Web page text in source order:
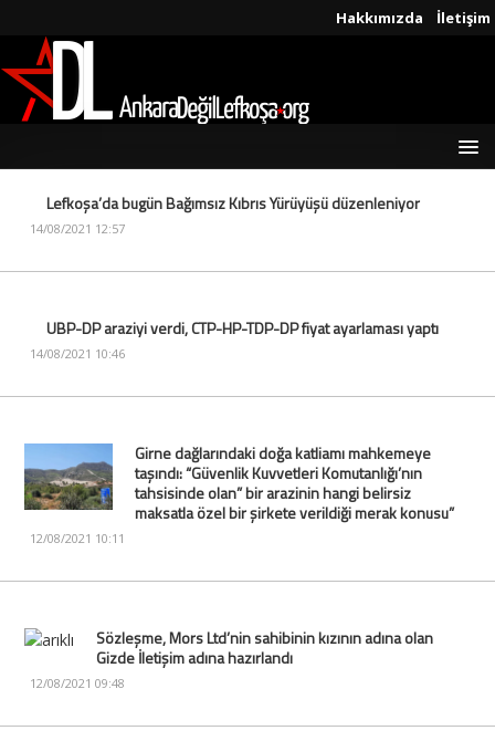
Hakkımızda İletişim
Lefkoşa’da bugün Bağımsız Kıbrıs Yürüyüşü düzenleniyor
14/08/2021 12:57
UBP-DP araziyi verdi, CTP-HP-TDP-DP fiyat ayarlaması yaptı
14/08/2021 10:46
Girne dağlarındaki doğa katliamı mahkemeye
taşındı: “Güvenlik Kuvvetleri Komutanlığı’nın
tahsisinde olan” bir arazinin hangi belirsiz
maksatla özel bir şirkete verildiği merak konusu”
12/08/2021 10:11
Sözleşme, Mors Ltd’nin sahibinin kızının adına olan
Gizde İletişim adına hazırlandı
12/08/2021 09:48